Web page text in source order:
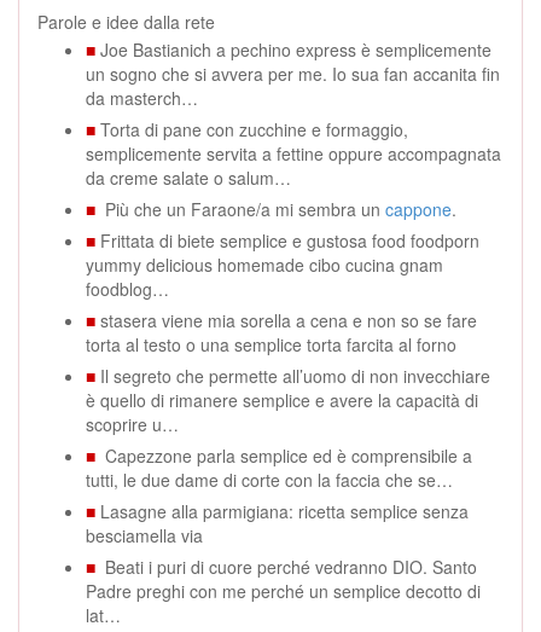
Parole e idee dalla rete
■ Joe Bastianich a pechino express è semplicemente
un sogno che si avvera per me. Io sua fan accanita fin
da masterch…
■ Torta di pane con zucchine e formaggio,
semplicemente servita a fettine oppure accompagnata
da creme salate o salum…
■ Più che un Faraone/a mi sembra un cappone.
■ Frittata di biete semplice e gustosa food foodporn
yummy delicious homemade cibo cucina gnam
foodblog…
■ stasera viene mia sorella a cena e non so se fare
torta al testo o una semplice torta farcita al forno
■ Il segreto che permette all’uomo di non invecchiare
è quello di rimanere semplice e avere la capacità di
scoprire u…
■ Capezzone parla semplice ed è comprensibile a
tutti, le due dame di corte con la faccia che se…
■ Lasagne alla parmigiana: ricetta semplice senza
besciamella via
■ Beati i puri di cuore perché vedranno DIO. Santo
Padre preghi con me perché un semplice decotto di
lat…